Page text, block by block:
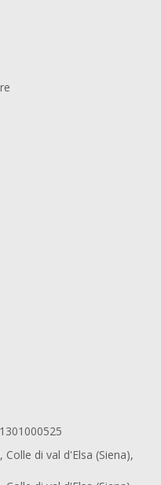
di val d'Elsa (Siena),